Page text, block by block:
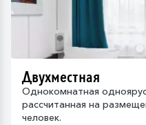
Двухместная
Однокомнатная
рассчитанная на
человек.